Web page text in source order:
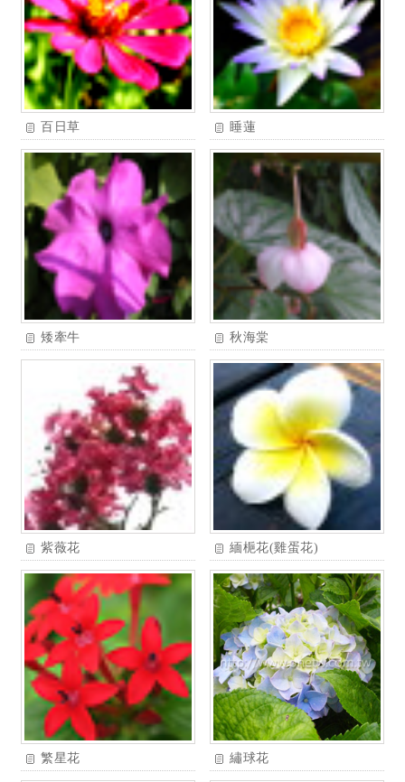
百日草 睡蓮
矮牽牛 秋海棠
紫薇花 緬梔花(雞蛋花)
繁星花 繡球花